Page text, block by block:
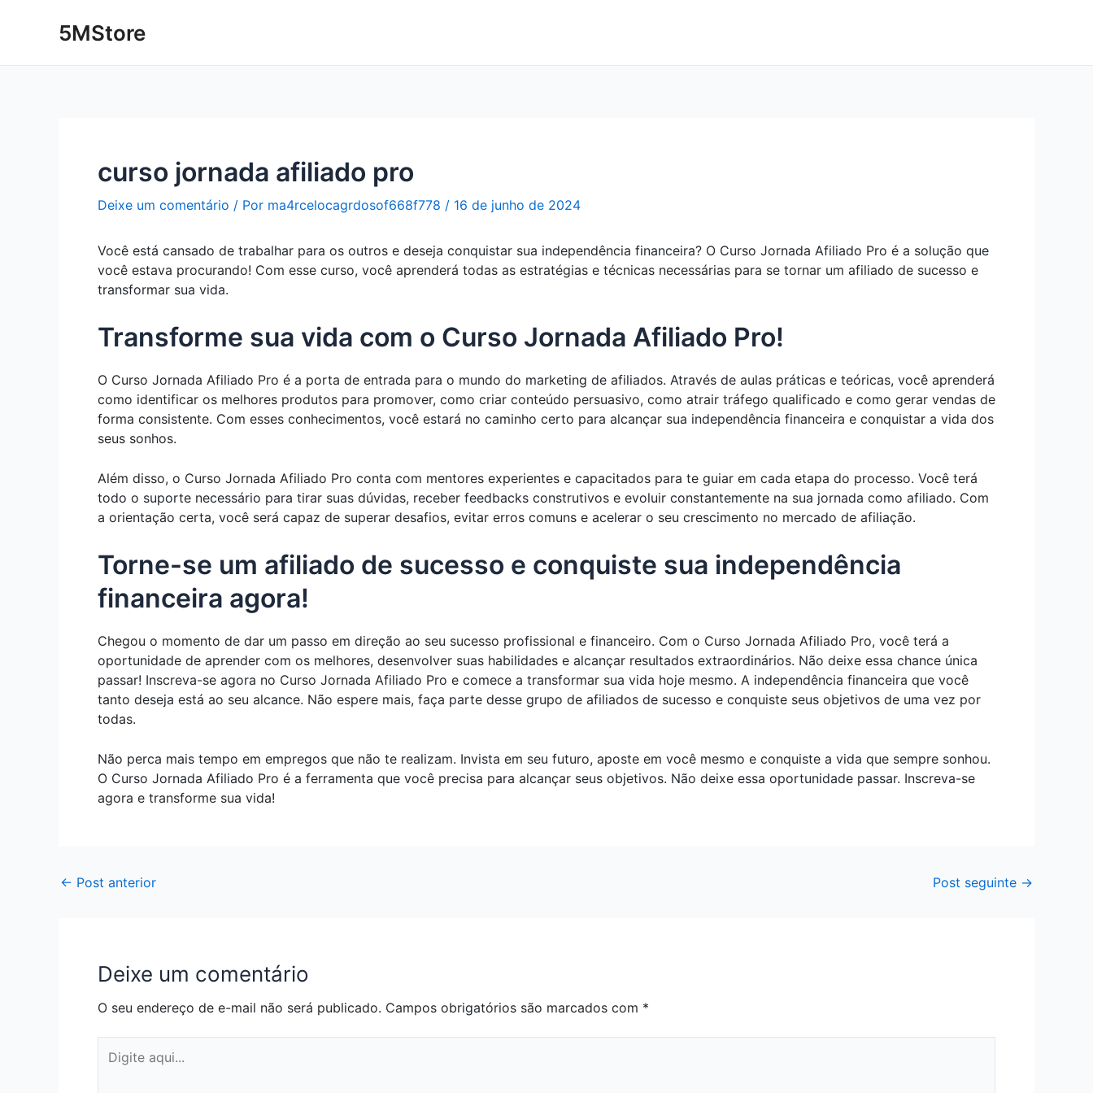
5MStore
curso jornada afiliado pro
Deixe um comentário / Por ma4rcelocagrdosof668f778 / 16 de junho de 2024
Você está cansado de trabalhar para os outros e deseja conquistar sua independência financeira? O Curso Jornada Afiliado Pro é a solução que
você estava procurando! Com esse curso, você aprenderá todas as estratégias e técnicas necessárias para se tornar um afiliado de sucesso e
transformar sua vida.
Transforme sua vida com o Curso Jornada Afiliado Pro!
O Curso Jornada Afiliado Pro é a porta de entrada para o mundo do marketing de afiliados. Através de aulas práticas e teóricas, você aprenderá
como identificar os melhores produtos para promover, como criar conteúdo persuasivo, como atrair tráfego qualificado e como gerar vendas de
forma consistente. Com esses conhecimentos, você estará no caminho certo para alcançar sua independência financeira e conquistar a vida dos
seus sonhos.
Além disso, o Curso Jornada Afiliado Pro conta com mentores experientes e capacitados para te guiar em cada etapa do processo. Você terá
todo o suporte necessário para tirar suas dúvidas, receber feedbacks construtivos e evoluir constantemente na sua jornada como afiliado. Com
a orientação certa, você será capaz de superar desafios, evitar erros comuns e acelerar o seu crescimento no mercado de afiliação.
Torne-se um afiliado de sucesso e conquiste sua independência
financeira agora!
Chegou o momento de dar um passo em direção ao seu sucesso profissional e financeiro. Com o Curso Jornada Afiliado Pro, você terá a
oportunidade de aprender com os melhores, desenvolver suas habilidades e alcançar resultados extraordinários. Não deixe essa chance única
passar! Inscreva-se agora no Curso Jornada Afiliado Pro e comece a transformar sua vida hoje mesmo. A independência financeira que você
tanto deseja está ao seu alcance. Não espere mais, faça parte desse grupo de afiliados de sucesso e conquiste seus objetivos de uma vez por
todas.
Não perca mais tempo em empregos que não te realizam. Invista em seu futuro, aposte em você mesmo e conquiste a vida que sempre sonhou.
O Curso Jornada Afiliado Pro é a ferramenta que você precisa para alcançar seus objetivos. Não deixe essa oportunidade passar. Inscreva-se
agora e transforme sua vida!
navigation
← Post anterior Post seguinte →
Deixe um comentário
O seu endereço de e-mail não será publicado. Campos obrigatórios são marcados com *
aqui...